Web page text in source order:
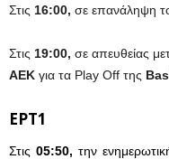
Στις 16:00, σε επανάληψη
Στις 19:00, σε απευθείας
ΑΕΚ για τα Play Off της
ΕΡΤ1
Στις 05:50, την